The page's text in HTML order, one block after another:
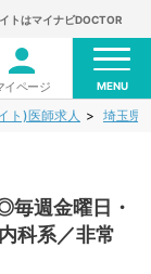
トはマイナビDOCTOR
イページ MENU
ト)医師求人 埼玉県
毎週金曜日・
科系／非常